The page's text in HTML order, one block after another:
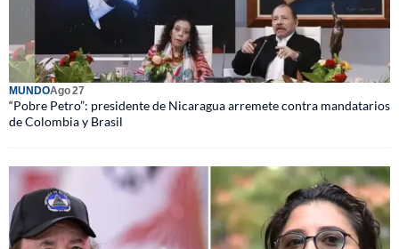
MUNDOAgo 27
“Pobre Petro”: presidente de Nicaragua arremete contra mandatarios
de Colombia y Brasil